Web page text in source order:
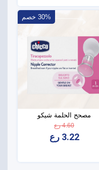
30% خصم
مصحح الحلمة شيكو
4.60 رع
3.22 رع